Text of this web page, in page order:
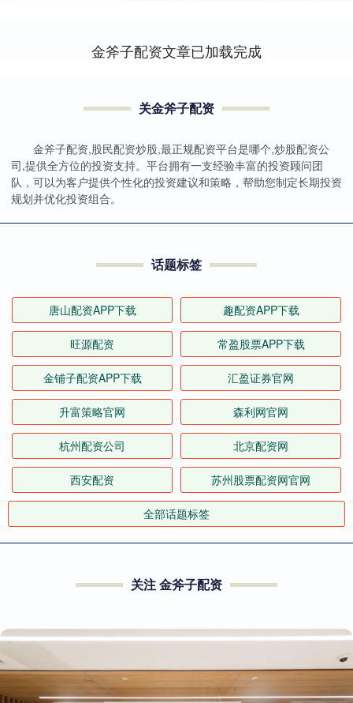
金斧子配资文章已加载完成
关金斧子配资
金斧子配资,股民配资炒股,最正规配资平台是哪个,炒股配资公
司,提供全方位的投资支持。平台拥有一支经验丰富的投资顾问团
队，可以为客户提供个性化的投资建议和策略，帮助您制定长期投资
规划并优化投资组合。
话题标签
唐山配资APP下载 趣配资APP下载
旺源配资 常盈股票APP下载
金铺子配资APP下载 汇盈证券官网
升富策略官网 森利网官网
杭州配资公司 北京配资网
西安配资 苏州股票配资网官网
全部话题标签
关注 金斧子配资